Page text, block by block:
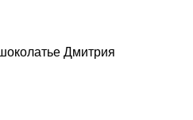
Дмитрия